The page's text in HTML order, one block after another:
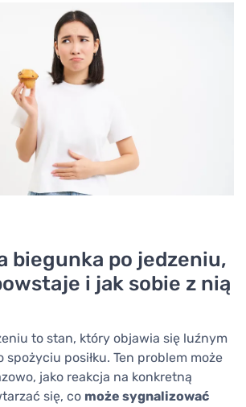
biegunka po jedzeniu,
i jak sobie z nią
to stan, który objawia się luźnym
spożyciu posiłku. Ten problem może
jako reakcja na konkretną
się, co może sygnalizować